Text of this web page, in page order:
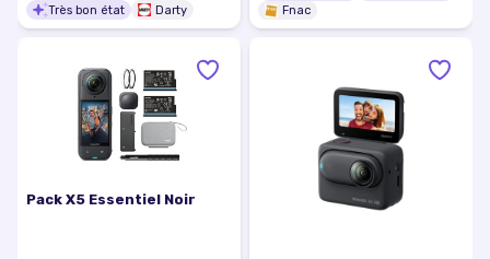
Très bon état Darty
Fnac
Pack X5 Essentiel Noir